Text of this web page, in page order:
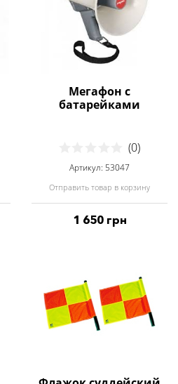
Мегафон с
батарейками
(0)
Артикул: 53047
Отправить товар в корзину
1 650 грн